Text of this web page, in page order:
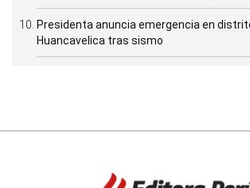
Presidenta anuncia emergencia en
Huancavelica tras sismo